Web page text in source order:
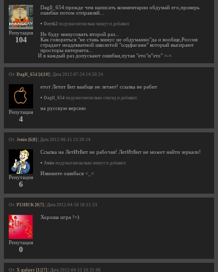
Репутация
104
Dagll_654:прежде чем написать комментарии обдумай его,проверь
ошибки потом отправляй...
• Derek2 подумал несколько минут и добавил:
Не буду минусовать второй раз...
Как говориться "не ставь минус не обдуманно"да и вообще,Россия
страдает неадекватной школотой "олдфагами" который высирают
просторы интернета...
И в каждый раз допускают ошибки,путая "ето"и"это" >-<
От: Dagll_654 [4|10] | Дата 2012-07-24 14:50:24
Репутация
4
етот Летит Бит ваабще не летает! ссылка не рабит
• Dagll_654 подумал несколько секунд и добавил:
на русскую версию
От: Jenio [6|8] | Дата 2012-06-15 13:20:14
Репутация
6
Ссылка на ЛетИтБит не рабочая! ЛетИтБит не может найти зеркало!
• Jenio подумал несколько минут и добавил:
Извините ошибься <_<
От: PI3HUK [0|7] | Дата 2012-04-18 18:51:53
Репутация
0
Хороша игра !=)
От: X-galaxy [1|27] | Дата 2012-04-15 10:31:06